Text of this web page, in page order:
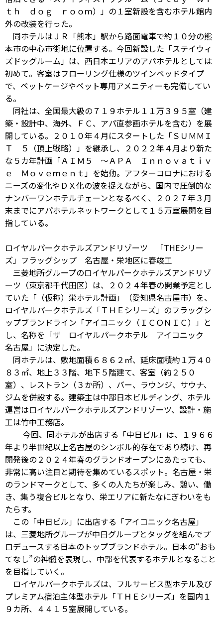
ｔｈ ｄｏｇ ｒｏｏｍ）」の１室新設を含むホテル館内
外の改装を行った。
同ホテルはＪＲ「熊本」駅から路面電車で約１０分の熊
本市の中心市街地に位置する。今回新設した「ステイウィ
ズドッグルーム」は、西日本エリアのアパホテルとしては
初めて。客室はフローリング仕様のツインベッドタイプ
で、ペットケージやペット専用アメニティーも完備してい
る。
同社は、全国最大級の７１９ホテル１１万３９５室（建
築・設計中、海外、ＦＣ、アパ直参画ホテルを含む）を展
開している。２０１０年４月にスタートした「ＳＵＭＭＩ
Ｔ ５（頂上戦略）」を継承し、２０２２年４月より新た
な５カ年計画「ＡＩＭ５ ～ＡＰＡ Ｉｎｎｏｖａｔｉｖ
ｅ Ｍｏｖｅｍｅｎｔ」を始動。アフターコロナにおける
ニーズの変化やＤＸ化の波を捉えながら、国内で圧倒的な
ナンバーワンホテルチェーンとなるべく、２０２７年３月
末までにアパホテルネットワークとして１５万室展開を目
指している。
ロイヤルパークホテルズアンドリゾーツ 「THEシリー
ズ」フラッグシップ 名古屋・栄地区に春竣工
三菱地所グループのロイヤルパークホテルズアンドリゾ
ーツ（東京都千代田区）は、２０２４年春の開業予定とし
ていた「（仮称）栄ホテル計画」（愛知県名古屋市）を、
ロイヤルパークホテルズ「ＴＨＥシリーズ」のフラッグシ
ップブランドライン「アイコニック（ＩＣＯＮＩＣ）」と
し、名称を「ザ ロイヤルパークホテル アイコニック
名古屋」に決定した。
同ホテルは、敷地面積６８６２㎡、延床面積約１万４０
８３㎡、地上３３階、地下５階建て、客室（約２５０
室）、レストラン（３か所）、バー、ラウンジ、サウナ、
ジムを併設する。建築主は中部日本ビルディング、ホテル
運営はロイヤルパークホテルズアンドリゾーツ、設計・施
工は竹中工務店。
今回、同ホテルが出店する「中日ビル」は、１９６６
年より半世紀以上名古屋のシンボル的存在であり続け、再
開発後の２０２４年春のグランドオープンにあたっても、
非常に高い注目と期待を集めているスポット。名古屋・栄
のランドマークとして、多くの人たちが楽しみ、憩い、働
き、集う複合ビルとなり、栄エリアに新たなにぎわいをも
たらす。
この「中日ビル」に出店する「アイコニック名古屋」
は、三菱地所グループが中日グループとタッグを組んでプ
ロデュースする日本のトップブランドホテル。日本の“おも
てなし”の神髄を表現し、中部を代表するホテルとなること
を目指していく。
ロイヤルパークホテルズは、フルサービス型ホテル及び
プレミアム宿泊主体型ホテル「ＴＨＥシリーズ」を国内１
９カ所、４４１５室展開している。